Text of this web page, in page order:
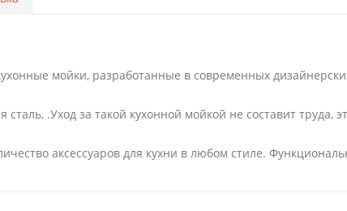
мойки, разработанные в современных
.Уход за такой кухонной мойкой не составит труда,
аксессуаров для кухни в любом стиле.